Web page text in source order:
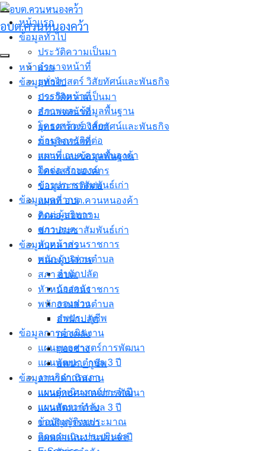
Skip
to
content
อบต.ควนหนองคว้า
หน้าแรก
ข้อมูลทั่วไป
ประวัติความเป็นมา
อำนาจหน้าที่
ยุทธศาสตร์ วิสัยทัศน์และพันธกิจ
ภารกิจหน้าที่
สภาพและข้อมูลพื้นฐาน
โครงสร้างองค์กร
ข้อมูลการติดต่อ
แผนที่ อบต.ควนหนองค้า
ติดต่อ-สอบถาม
ข่าวประชาสัมพันธ์เก่า
ข้อมูลบุคลากร
คณะผู้บริหาร
สภา อบต.
หัวหน้าส่วนราชการ
พนักงานส่วนตำบล
สำนักปลัด
กองคลัง
กองช่าง
อพปร._กูชีพ
ข้อมูลการดำเนินงาน
แผนยุทธศาสตร์การพัฒนา
แผนพัฒนาตำบล 3 ปี
งานกิจการสภา
แผนดำเนินงานประจำปี
หน้าแรก
ข้อมูลทั่วไป
ประวัติความเป็นมา
อำนาจหน้าที่
ยุทธศาสตร์ วิสัยทัศน์และพันธกิจ
ภารกิจหน้าที่
สภาพและข้อมูลพื้นฐาน
โครงสร้างองค์กร
ข้อมูลการติดต่อ
แผนที่ อบต.ควนหนองค้า
ติดต่อ-สอบถาม
ข่าวประชาสัมพันธ์เก่า
ข้อมูลบุคลากร
คณะผู้บริหาร
สภา อบต.
หัวหน้าส่วนราชการ
พนักงานส่วนตำบล
สำนักปลัด
กองคลัง
กองช่าง
อพปร._กูชีพ
ข้อมูลการดำเนินงาน
แผนยุทธศาสตร์การพัฒนา
แผนพัฒนาตำบล 3 ปี
งานกิจการสภา
แผนดำเนินงานประจำปี
แผนอัตรากำลัง
ข้อบัญญัติงบประมาณ
ติดตามและประเมินผล